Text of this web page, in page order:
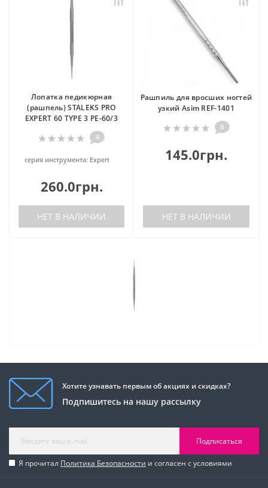
Лопатка педикюрная
(рашпель) STALEKS PRO
EXPERT 60 TYPE 3 PE-60/3
0
серия инструмента: Expert
260.0грн.
НЕТ В НАЛИЧИИ
Рашпиль для вросших ногтей
узкий Asim REF-1401
0
145.0грн.
НЕТ В НАЛИЧИИ
Хотите узнавать первым об акциях и скидках?
Подпишитесь на нашу рассылку
Подписаться
Я прочитал Политика Безопасности и согласен с условиями